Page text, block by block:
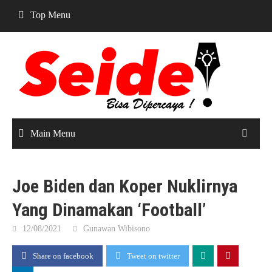
content
Top Menu
Main Menu
Joe Biden dan Koper Nuklirnya
Yang Dinamakan ‘Football’
12/08/2021 Gunawan Wibisono
Share on facebook Tweet on twitter